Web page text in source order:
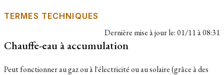
TERMES TECHNIQUES
Dernière mise à jour le:01/11 à 08:31
Chauffe-eau à accumulation
Peut fonctionner au gaz ou à l'électricité ou au solaire (grâce à des